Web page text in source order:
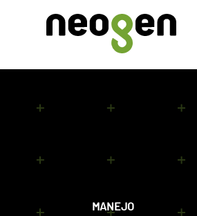
MANEJO